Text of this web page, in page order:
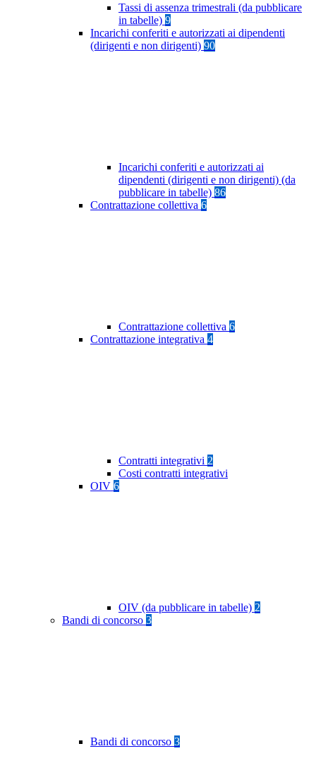
Tassi di assenza trimestrali (da pubblicare
in tabelle) 9
Incarichi conferiti e autorizzati ai dipendenti
(dirigenti e non dirigenti) 90
Incarichi conferiti e autorizzati ai
dipendenti (dirigenti e non dirigenti) (da
pubblicare in tabelle) 86
Contrattazione collettiva 6
Contrattazione collettiva 6
Contrattazione integrativa 4
Contratti integrativi 2
Costi contratti integrativi
OIV 6
OIV (da pubblicare in tabelle) 2
Bandi di concorso 3
Bandi di concorso 3